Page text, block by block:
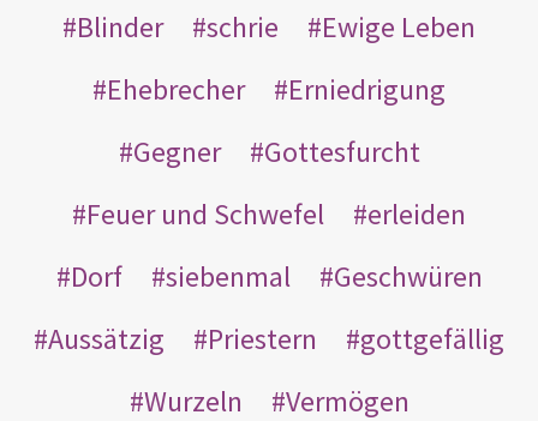
Blinder
schrie
Ewige Leben
Ehebrecher
Erniedrigung
Gegner
Gottesfurcht
Feuer und Schwefel
erleiden
Dorf
siebenmal
Geschwüren
Aussätzig
Priestern
gottgefällig
Wurzeln
Vermögen